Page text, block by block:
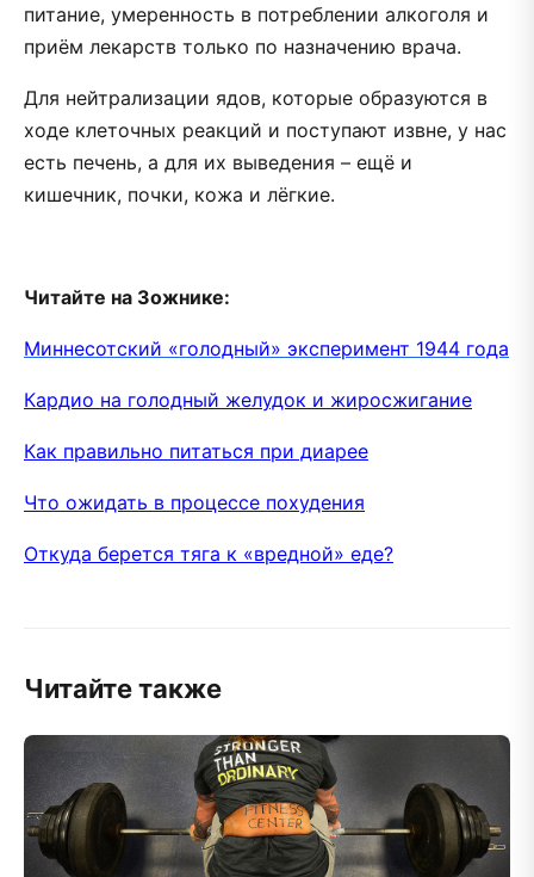
питание, умеренность в потреблении алкоголя и
приём лекарств только по назначению врача.
Для нейтрализации ядов, которые образуются в
ходе клеточных реакций и поступают извне, у нас
есть печень, а для их выведения – ещё и
кишечник, почки, кожа и лёгкие.
Читайте на Зожнике:
Миннесотский «голодный» эксперимент 1944 года
Кардио на голодный желудок и жиросжигание
Как правильно питаться при диарее
Что ожидать в процессе похудения
Откуда берется тяга к «вредной» еде?
Читайте также